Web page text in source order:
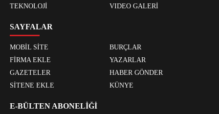
TEKNOLOJİ
VIDEO GALERİ
SAYFALAR
MOBİL SİTE
BURÇLAR
FİRMA EKLE
YAZARLAR
GAZETELER
HABER GÖNDER
SİTENE EKLE
KÜNYE
E-BÜLTEN ABONELİĞİ